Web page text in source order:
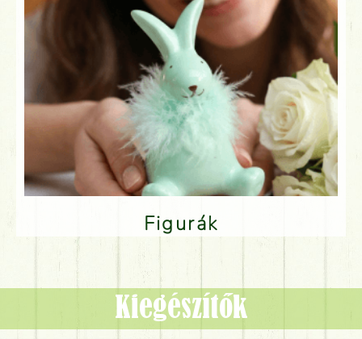
Figurák
Kiegészítők